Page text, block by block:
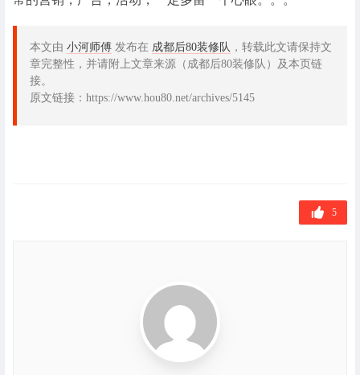
本文由 小河师傅 发布在 成都后80装修队 ，转载此文请保持文
章完整性，并请附上文章来源（成都后80装修队）及本页链
接。
原文链接：https://www.hou80.net/archives/5145
5